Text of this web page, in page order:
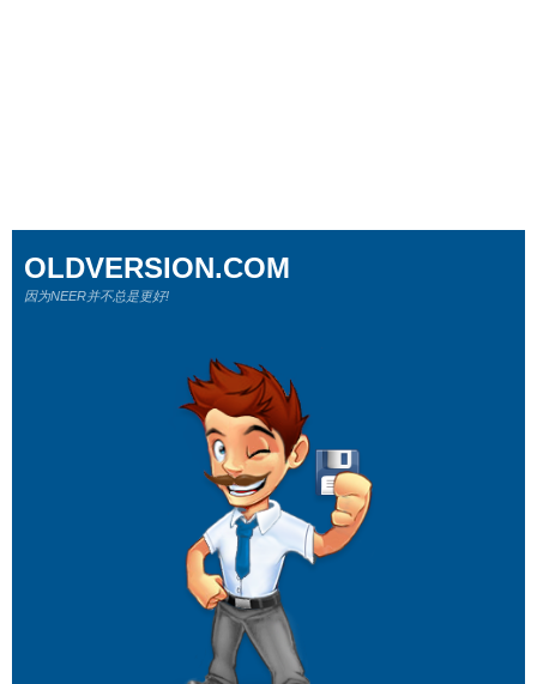
OLDVERSION.COM
因为NEER并不总是更好!